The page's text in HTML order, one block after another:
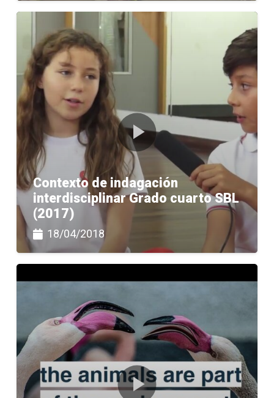
Contexto de indagación
interdisciplinar Grado cuarto SBL
(2017)
18/04/2018